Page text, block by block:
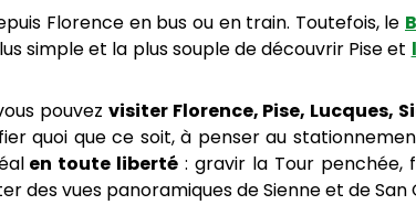
Florence en bus ou en train. Toutefois, le
simple et la plus souple de découvrir Pise et
pouvez visiter Florence, Pise, Lucques,
quoi que ce soit, à penser au
en toute liberté : gravir la Tour
des vues panoramiques de Sienne et de San